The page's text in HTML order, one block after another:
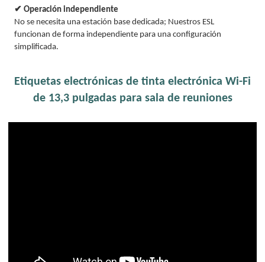
✔ Operación independiente
No se necesita una estación base dedicada; Nuestros ESL
funcionan de forma independiente para una configuración
simplificada.
Etiquetas electrónicas de tinta electrónica Wi-Fi
de 13,3 pulgadas para sala de reuniones